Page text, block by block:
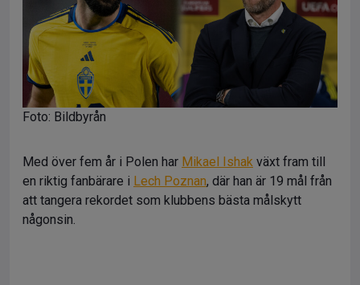
Foto: Bildbyrån
Med över fem år i Polen har Mikael Ishak växt fram till
en riktig fanbärare i Lech Poznan, där han är 19 mål från
att tangera rekordet som klubbens bästa målskytt
någonsin.